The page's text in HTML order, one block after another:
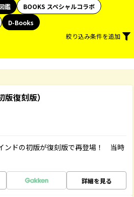
鑑
BOOKS スペシャルコラボ
D-Books
絞り込み条件を追加
復刻版）
ンドの初版が復刻版で再登場！ 当時
詳細を見る